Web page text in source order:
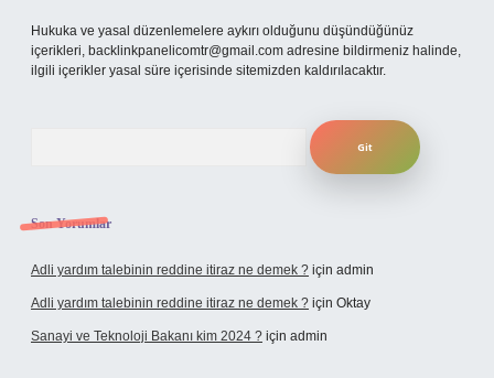
Hukuka ve yasal düzenlemelere aykırı olduğunu düşündüğünüz
içerikleri, backlinkpanelicomtr@gmail.com adresine bildirmeniz halinde,
ilgili içerikler yasal süre içerisinde sitemizden kaldırılacaktır.
Son Yorumlar
Adli yardım talebinin reddine itiraz ne demek ? için admin
Adli yardım talebinin reddine itiraz ne demek ? için Oktay
Sanayi ve Teknoloji Bakanı kim 2024 ? için admin